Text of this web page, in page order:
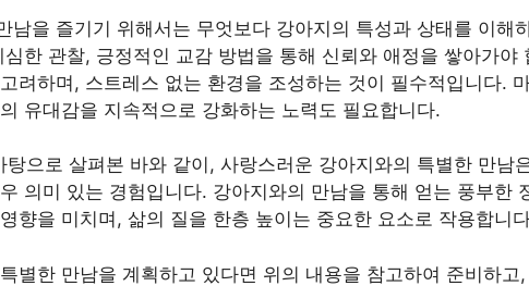
남을 즐기기 위해서는 무엇보다 강아지의 특성과 상태를 이해
한 관찰, 긍정적인 교감 방법을 통해 신뢰와 애정을 쌓아가야
려하며, 스트레스 없는 환경을 조성하는 것이 필수적입니다.
유대감을 지속적으로 강화하는 노력도 필요합니다.
으로 살펴본 바와 같이, 사랑스러운 강아지와의 특별한 만남
의미 있는 경험입니다. 강아지와의 만남을 통해 얻는 풍부한
향을 미치며, 삶의 질을 한층 높이는 중요한 요소로 작용합니
별한 만남을 계획하고 있다면 위의 내용을 참고하여 준비하고